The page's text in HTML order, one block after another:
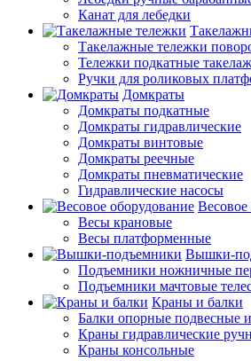
Канат для лебедки
Такелажные тележки
Тележки подкатные
Ручки для роликовых
Домкраты
Домкраты подкатные
Домкраты гидравлические
Домкраты винтовые
Домкраты реечные
Домкраты пневматические
Гидравлические насосы
Весовое
Весы крановые
Весы платформенные
Вышки-
Подъемники ножничные
Подъемники мачтовые
Краны и балки
Балки опорные подвесные
Краны гидравлические
Краны консольные